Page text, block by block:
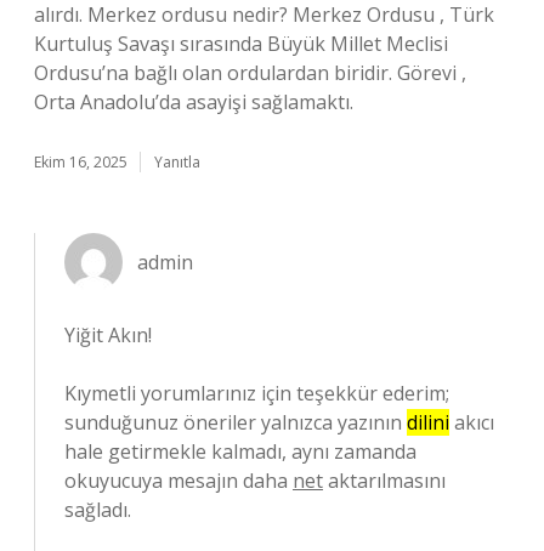
alırdı. Merkez ordusu nedir? Merkez Ordusu , Türk
Kurtuluş Savaşı sırasında Büyük Millet Meclisi
Ordusu’na bağlı olan ordulardan biridir. Görevi ,
Orta Anadolu’da asayişi sağlamaktı.
Ekim 16, 2025 Yanıtla
admin
Yiğit Akın!
Kıymetli yorumlarınız için teşekkür ederim;
sunduğunuz öneriler yalnızca yazının dilini akıcı
hale getirmekle kalmadı, aynı zamanda
okuyucuya mesajın daha netaktarılmasını
sağladı.